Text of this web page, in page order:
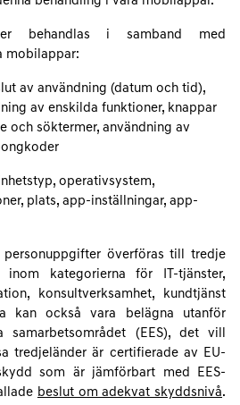
behandlas i samband med
mobilappar:
av användning (datum och tid),
av enskilda funktioner, knappar
och söktermer, användning av
operativsystem,
plats, app-inställningar, app-
överföras till tredje
kategorierna för IT-tjänster,
konsultverksamhet, kundtjänst
kan också vara belägna utanför
samarbetsområdet (EES), det vill
tredjeländer är certifierade av EU-
som är jämförbart med EES-
beslut om adekvat skyddsnivå.